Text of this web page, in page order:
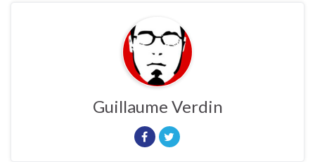
Guillaume Verdin